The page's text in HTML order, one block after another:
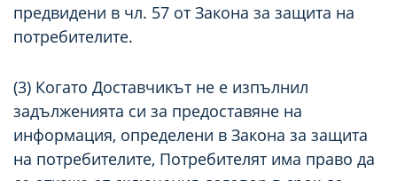
предвидени в чл. 57 от Закона за защита на
потребителите.
(3) Когато Доставчикът не e изпълнил
задълженията си за предоставяне на
информация, определени в Закона за защита
на потребителите, Потребителят има право да